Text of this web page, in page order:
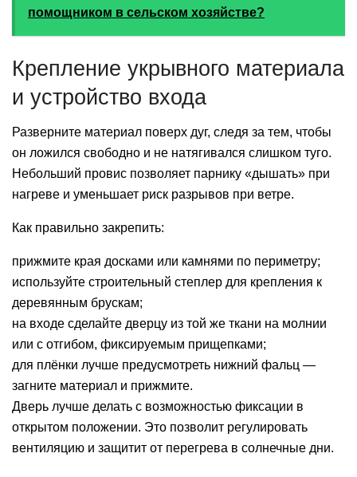
помощником в сельском хозяйстве?
Крепление укрывного материала
и устройство входа
Разверните материал поверх дуг, следя за тем, чтобы
он ложился свободно и не натягивался слишком туго.
Небольший провис позволяет парнику «дышать» при
нагреве и уменьшает риск разрывов при ветре.
Как правильно закрепить:
прижмите края досками или камнями по периметру;
используйте строительный степлер для крепления к
деревянным брускам;
на входе сделайте дверцу из той же ткани на молнии
или с отгибом, фиксируемым прищепками;
для плёнки лучше предусмотреть нижний фальц —
загните материал и прижмите.
Дверь лучше делать с возможностью фиксации в
открытом положении. Это позволит регулировать
вентиляцию и защитит от перегрева в солнечные дни.